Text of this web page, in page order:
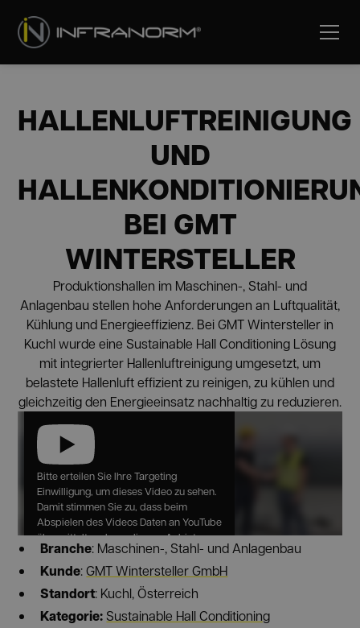
HALLENLUFTREINIGUNG
UND
BEI GMT
WINTERSTELLER
Produktionshallen im Maschinen-, Stahl- und
Anlagenbau stellen hohe Anforderungen an Luftqualität,
Kühlung und Energieeffizienz. Bei GMT Wintersteller in
Kuchl wurde eine Sustainable Hall Conditioning Lösung
mit integrierter Hallenluftreinigung umgesetzt, um
belastete Hallenluft effizient zu reinigen, zu kühlen und
gleichzeitig den Energieeinsatz nachhaltig zu reduzieren.
Bitte erteilen Sie Ihre Targeting
Einwilligung, um dieses Video zu sehen.
Damit stimmen Sie zu, dass beim
Abspielen des Videos Daten an YouTube
übermittelt und von diesem Anbieter
erfasst werden.
YOUTUBE
Branche: Maschinen-, Stahl- und Anlagenbau
Kunde:GMT Wintersteller GmbH
Standort: Kuchl, Österreich
Kategorie: Sustainable Hall Conditioning